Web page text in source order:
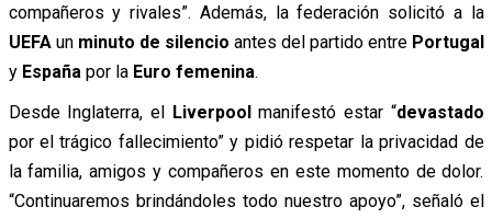
compañeros y rivales”. Además, la federación solicitó a la
UEFAun minuto de silencio antes del partido entre Portugal
y España por la Euro femenina.
Desde Inglaterra, el Liverpoolmanifestó estar “devastado
por el trágico fallecimiento” y pidió respetar la privacidad de
la familia, amigos y compañeros en este momento de dolor.
“Continuaremos brindándoles todo nuestro apoyo”, señaló el